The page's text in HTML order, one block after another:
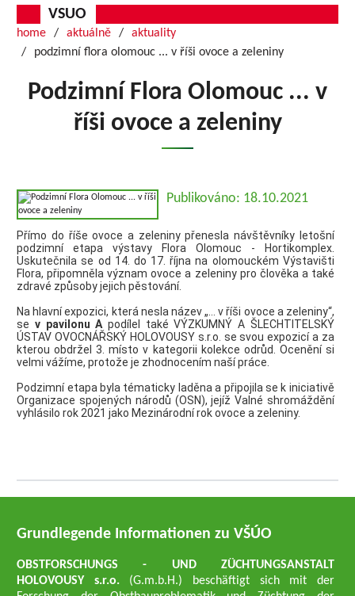
VSUO
home aktuálně
aktuality
podzimní flora olomouc ... v říši ovoce a zeleniny
Podzimní Flora Olomouc ... v
říši ovoce a zeleniny
Publikováno: 18.10.2021
Přímo do říše ovoce a zeleniny přenesla návštěvníky letošní
podzimní etapa výstavy Flora Olomouc - Hortikomplex.
Uskutečnila se od 14. do 17. října na olomouckém Výstavišti
Flora, připomněla význam ovoce a zeleniny pro člověka a také
zdravé způsoby jejich pěstování.
Na hlavní expozici, která nesla název „… v říši ovoce a zeleniny“,
se v pavilonu A podílel také VÝZKUMNÝ A ŠLECHTITELSKÝ
ÚSTAV OVOCNÁŘSKÝ HOLOVOUSY s.r.o. se svou expozicí a za
kterou obdržel 3. místo v kategorii kolekce odrůd. Ocenění si
velmi vážíme, protože je zhodnocením naší práce.
Podzimní etapa byla tématicky laděna a připojila se k iniciativě
Organizace spojených národů (OSN), jejíž Valné shromáždění
vyhlásilo rok 2021 jako Mezinárodní rok ovoce a zeleniny.
Grundlegende Informationen zu VŠÚO
OBSTFORSCHUNGS - UND ZÜCHTUNGSANSTALT
HOLOVOUSY s.r.o. (G.m.b.H.) beschäftigt sich mit der